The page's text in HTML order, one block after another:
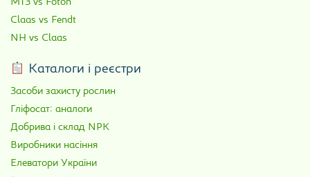
МТЗ vs Foton
Claas vs Fendt
NH vs Claas
Каталоги і реєстри
Засоби захисту рослин
Гліфосат: аналоги
Добрива і склад NPK
Виробники насіння
Елеватори України